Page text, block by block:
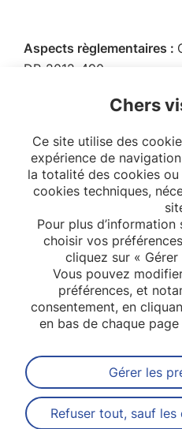
Aspects règlementaires :
DR-2012-490
Hours, UMRESTTE,
Abonnez-vous
Chers
Ce site utilise des
expérience de
la totalité des cookies
cookies techniques,
Pour plus
choisir vos
cliquez sur «
Vous pouvez
préférences, et
consentement, en
en bas de chaque
Gérer les
Refuser tout, sauf